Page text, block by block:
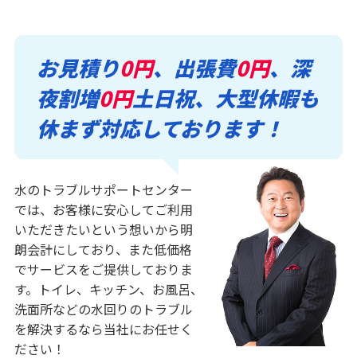
お見積り0円、出張費0円、深
夜割増0円土日祝、大型休暇も
休まず対応しております！
水のトラブルサポートセンター
では、お客様に安心してご利用
いただきたいという想いから明
朗会計にしており、また低価格
でサービスをご提供しておりま
す。トイレ、キッチン、お風呂、
洗面所などの水回りのトラブル
を解決するなら当社にお任せく
ださい！